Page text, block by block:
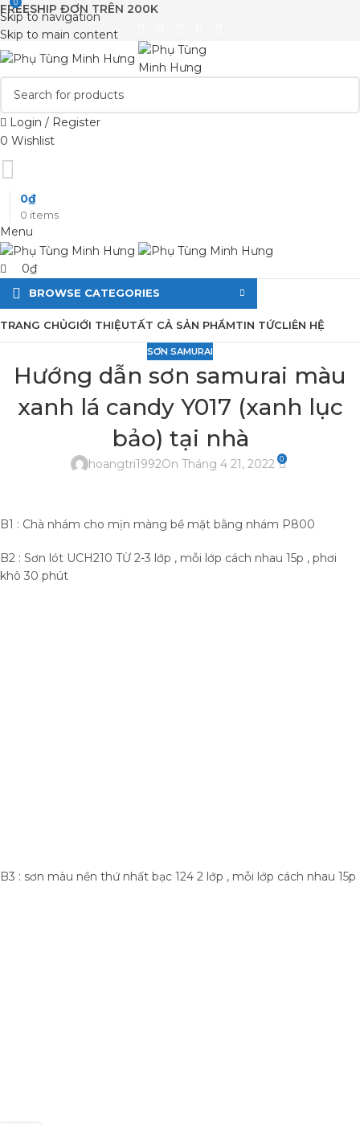
Skip to navigation
Skip to main content
FREESHIP ĐƠN TRÊN 200K
Login / Register
0 Wishlist
0 items
0₫
Menu
0
0₫
BROWSE CATEGORIES
TRANG CHỦGIỚI THIỆUTẤT CẢ SẢN PHẨMTIN TỨCLIÊN HỆ
SƠN SAMURAI
Hướng dẫn sơn samurai màu
xanh lá candy Y017 (xanh lục
bảo) tại nhà
hoangtri1992On Tháng 4 21, 2022 0
B1 : Chà nhám cho mịn màng bề mặt bằng nhám P800
B2 : Sơn lót UCH210 TỪ 2-3 lớp , mỗi lớp cách nhau 15p , phơi
khô 30 phút
B3 : sơn màu nền thứ nhất bạc 124 2 lớp , mỗi lớp cách nhau 15p